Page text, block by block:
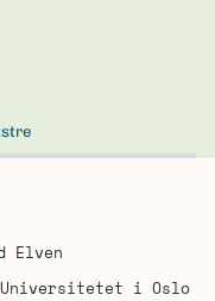
Elven
Universitetet i Oslo